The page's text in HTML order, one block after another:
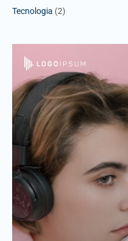
Tecnologia (2)